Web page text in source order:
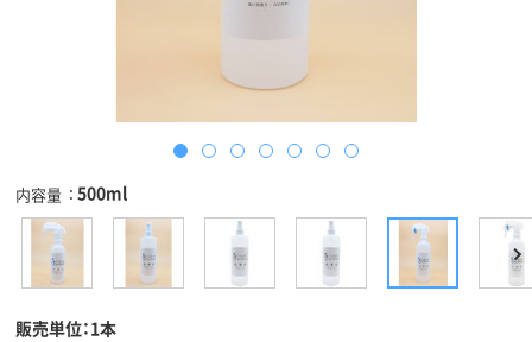
内容量 500ml
販売単位：1本